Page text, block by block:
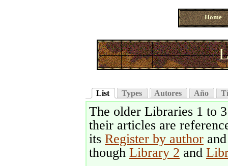
Home
List Types Autores Año
The older Libraries 1 to
their articles are
its Register by author
though Library 2 and